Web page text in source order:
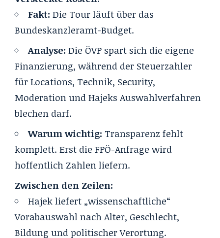
Fakt: Die Tour läuft über das
Bundeskanzleramt-Budget.
Analyse: Die ÖVP spart sich die eigene
Finanzierung, während der Steuerzahler
für Locations, Technik, Security,
Moderation und Hajeks Auswahlverfahren
blechen darf.
Warum wichtig: Transparenz fehlt
komplett. Erst die FPÖ-Anfrage wird
hoffentlich Zahlen liefern.
Zwischen den Zeilen:
Hajek liefert „wissenschaftliche“
Vorabauswahl nach Alter, Geschlecht,
Bildung und politischer Verortung.